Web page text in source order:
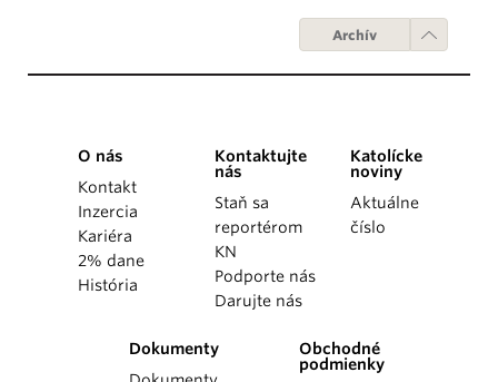
Archív
O nás
Kontakt
Inzercia
Kariéra
2% dane
História
Kontaktujte
nás
Staň sa
reportérom
KN
Podporte nás
Darujte nás
Katolícke
noviny
Aktuálne
číslo
Dokumenty
Obchodné
podmienky